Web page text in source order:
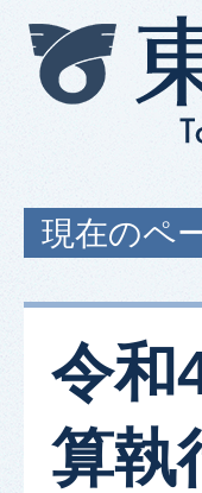
現在のペ
令和
算執